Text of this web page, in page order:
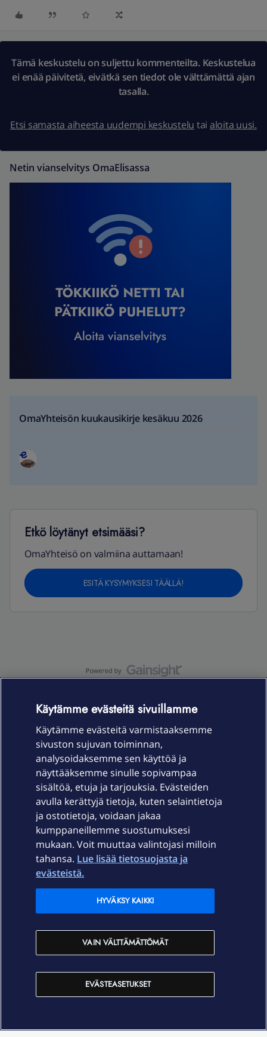
Tämä keskustelu on suljettu kommenteilta. Keskustelua
ei enää päivitetä, eivätkä sen tiedot ole välttämättä ajan
tasalla.
Etsi samasta aiheesta uudempi keskustelu tai aloita uusi.
Netin vianselvitys OmaElisassa
OmaYhteisön kuukausikirje kesäkuu 2026
Etkö löytänyt etsimääsi?
OmaYhteisö on valmiina auttamaan!
ESITÄ KYSYMYKSESI TÄÄLLÄ!
Laitteet & liittymät
Palvelut
Ajankohtaista
Elisa Oyj
In English
Käytämme evästeitä sivuillamme
Käytämme evästeitä varmistaaksemme
sivuston sujuvan toiminnan,
analysoidaksemme sen käyttöä ja
näyttääksemme sinulle sopivampaa
sisältöä, etuja ja tarjouksia. Evästeiden
avulla kerättyjä tietoja, kuten selaintietoja
ja ostotietoja, voidaan jakaa
kumppaneillemme suostumuksesi
mukaan. Voit muuttaa valintojasi milloin
tahansa. Lue lisää tietosuojasta ja
evästeistä.
EVÄSTEASETUKSET
VAIN VÄLTTÄMÄTTÖMÄT
HYVÄKSY KAIKKI